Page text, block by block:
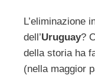
L’eliminazione
dell’Uruguay?
della storia ha
(nella maggior